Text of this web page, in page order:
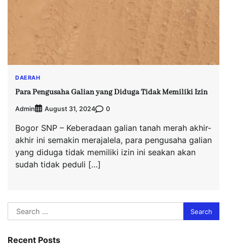
DAERAH
Para Pengusaha Galian yang Diduga Tidak Memiliki Izin
Admin August 31, 2024 0
Bogor SNP – Keberadaan galian tanah merah akhir-
akhir ini semakin merajalela, para pengusaha galian
yang diduga tidak memiliki izin ini seakan akan
sudah tidak peduli […]
Search
for:
Recent Posts